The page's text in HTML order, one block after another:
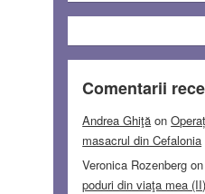
Comentarii
Andrea Ghiţă on
masacrul din Cefalonia
Veronica Rozenberg on
poduri din viaţa mea (II)